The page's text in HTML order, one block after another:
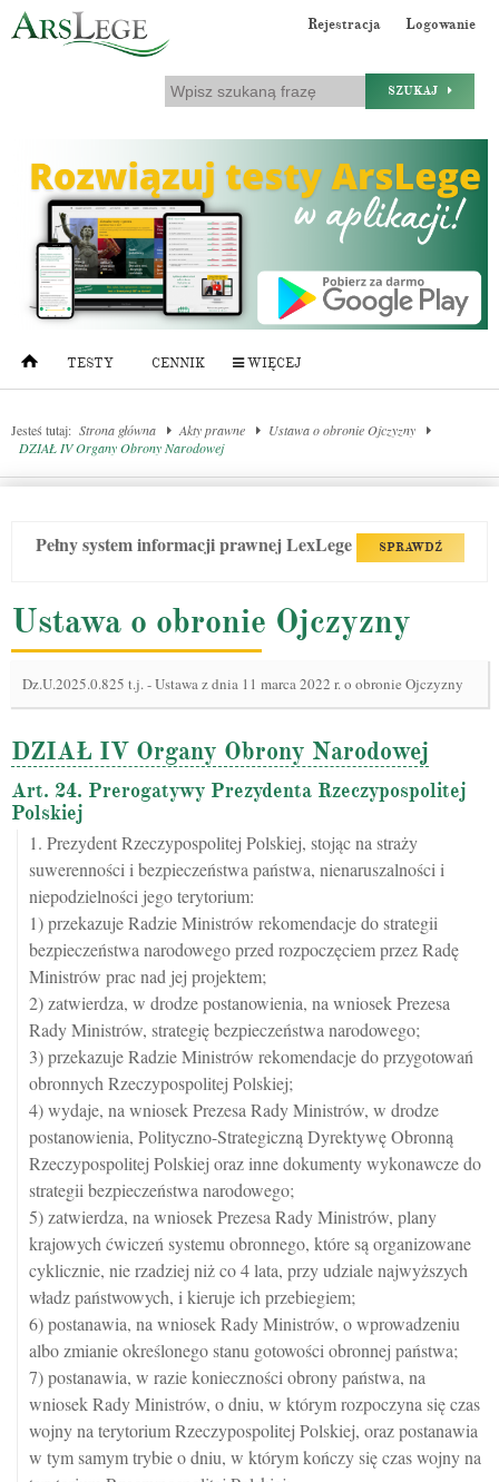
Rejestracja Logowanie
SZUKAJ
TESTY CENNIK WIĘCEJ
Jesteś tutaj: Strona główna Akty prawne
Ustawa o obronie Ojczyzny
DZIAŁ IV Organy Obrony Narodowej
Pełny system informacji prawnej LexLege SPRAWDŹ
Ustawa o obronie Ojczyzny
Dz.U.2025.0.825 t.j.-Ustawa z dnia 11 marca 2022 r. o obronie Ojczyzny
DZIAŁ IV Organy Obrony Narodowej
Art. 24. Prerogatywy Prezydenta Rzeczypospolitej
Polskiej
1. Prezydent Rzeczypospolitej Polskiej, stojąc na straży
suwerenności i bezpieczeństwa państwa, nienaruszalności i
niepodzielności jego terytorium:
1) przekazuje Radzie Ministrów rekomendacje do strategii
bezpieczeństwa narodowego przed rozpoczęciem przez Radę
Ministrów prac nad jej projektem;
2) zatwierdza, w drodze postanowienia, na wniosek Prezesa
Rady Ministrów, strategię bezpieczeństwa narodowego;
3) przekazuje Radzie Ministrów rekomendacje do przygotowań
obronnych Rzeczypospolitej Polskiej;
4) wydaje, na wniosek Prezesa Rady Ministrów, w drodze
postanowienia, Polityczno-Strategiczną Dyrektywę Obronną
Rzeczypospolitej Polskiej oraz inne dokumenty wykonawcze do
strategii bezpieczeństwa narodowego;
5) zatwierdza, na wniosek Prezesa Rady Ministrów, plany
krajowych ćwiczeń systemu obronnego, które są organizowane
cyklicznie, nie rzadziej niż co 4 lata, przy udziale najwyższych
władz państwowych, i kieruje ich przebiegiem;
6) postanawia, na wniosek Rady Ministrów, o wprowadzeniu
albo zmianie określonego stanu gotowości obronnej państwa;
7) postanawia, w razie konieczności obrony państwa, na
wniosek Rady Ministrów, o dniu, w którym rozpoczyna się czas
wojny na terytorium Rzeczypospolitej Polskiej, oraz postanawia
w tym samym trybie o dniu, w którym kończy się czas wojny na